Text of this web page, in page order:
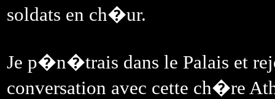
soldats en ch�ur.
Je p�n�trais dans le Palais et
conversation avec cette ch�re